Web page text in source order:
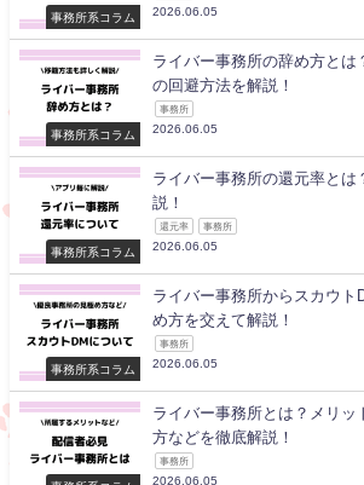
事務所系コラム 2026.06.05
事務所系コラム
ライバー事務所の辞め方とは
の回避方法を解説！
事務所
2026.06.05
事務所系コラム
ライバー事務所の還元率とは
説！
還元率 事務所
2026.06.05
事務所系コラム
ライバー事務所からスカウト
め方を交えて解説！
事務所
2026.06.05
ライバー事務所とは？メリッ
方などを徹底解説！
事務所
2026.06.05